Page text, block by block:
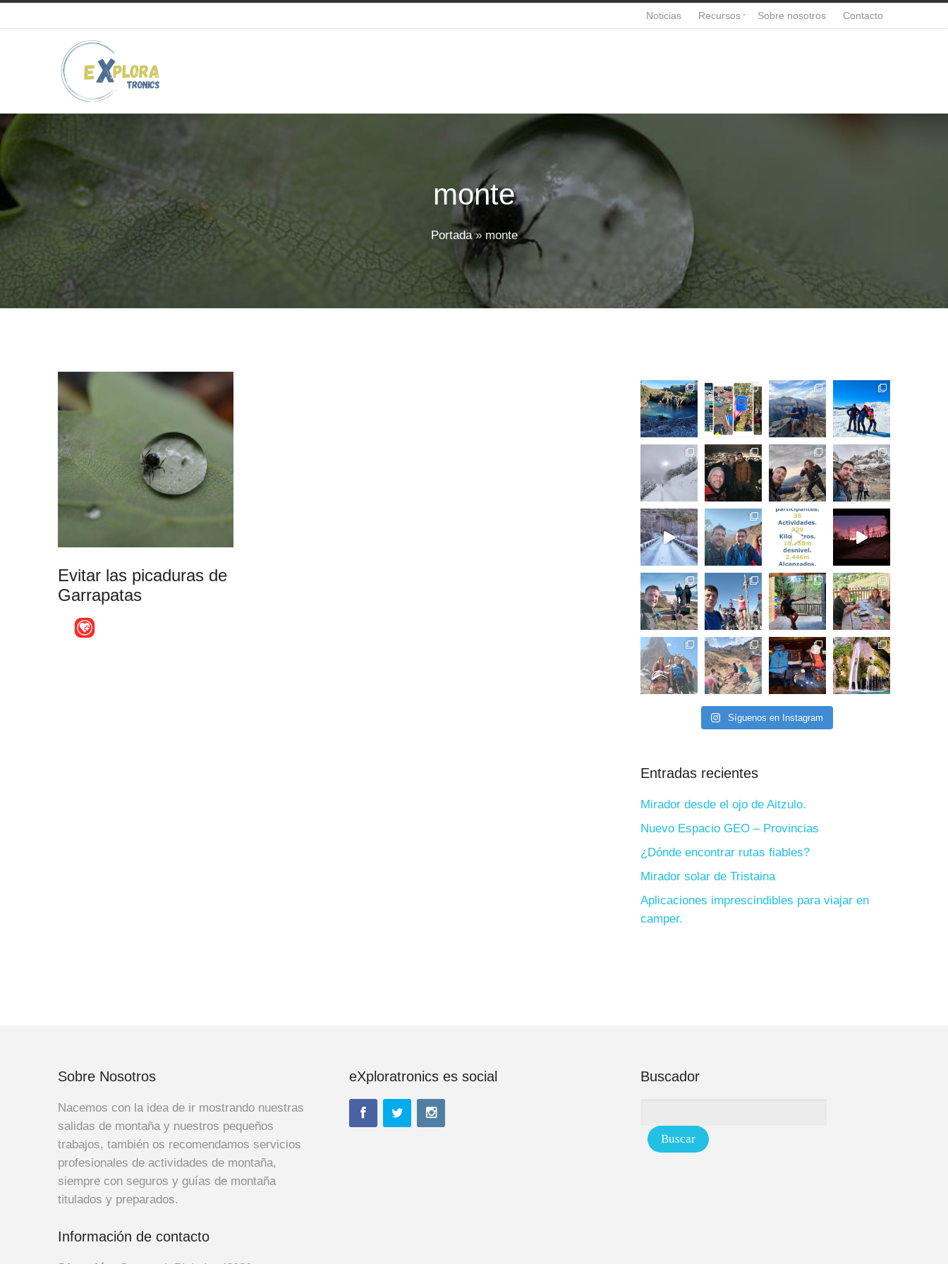
Noticias Recursos Sobre nosotros Contacto
monte
Portada» monte
Evitar las picaduras de
Garrapatas
Síguenos en Instagram
Entradas recientes
Mirador desde el ojo de Aitzulo.
Nuevo Espacio GEO – Provincias
¿Dónde encontrar rutas fiables?
Mirador solar de Tristaina
Aplicaciones imprescindibles para viajar en
camper.
Sobre Nosotros
Nacemos con la idea de ir mostrando nuestras
salidas de montaña y nuestros pequeños
trabajos, también os recomendamos servicios
profesionales de actividades de montaña,
siempre con seguros y guías de montaña
titulados y preparados.
Información de contacto
eXploratronics es social Buscador